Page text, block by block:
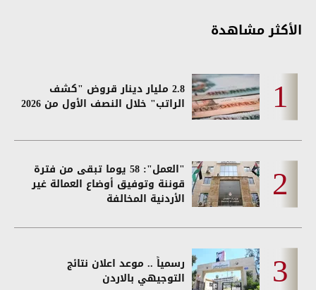
الأكثر مشاهدة
2.8 مليار دينار قروض "كشف
الراتب" خلال النصف الأول من 2026
"العمل": 58 يوما تبقى من فترة
قوننة وتوفيق أوضاع العمالة غير
الأردنية المخالفة
رسمياً .. موعد اعلان نتائج
التوجيهي بالاردن